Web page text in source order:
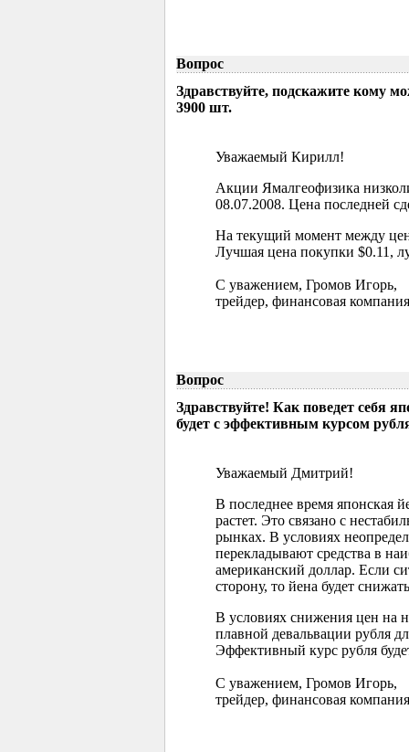
Вопрос
Здравствуйте, подскажите кому
3900 шт.
Уважаемый Кирилл!
Акции Ямалгеофизика
08.07.2008. Цена последней
На текущий момент между
Лучшая цена покупки $0.11,
С уважением, Громов Игорь,
трейдер, финансовая
Вопрос
Здравствуйте! Как поведет себя
будет с эффективным курсом
Уважаемый Дмитрий!
В последнее время
растет. Это связано с
рынках. В условиях
перекладывают средства в
американский доллар. Если
сторону, то йена будет
В условиях снижения цен на
плавной девальвации рубля
Эффективный курс рубля
С уважением, Громов Игорь,
трейдер, финансовая